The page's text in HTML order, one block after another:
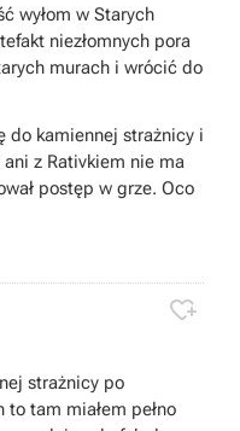
wyłom w Starych
niezłomnych pora
murach i wrócić do
do kamiennej strażnicy i
z Rativkiem nie ma
postęp w grze. Oco

strażnicy po
tam miałem pełno